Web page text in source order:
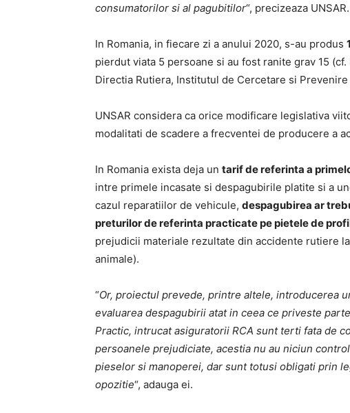
consumatorilor si al pagubitilor“, precizeaza UNSAR.
In Romania, in fiecare zi a anului 2020, s-au produs
pierdut viata 5 persoane si au fost ranite grav 15
Directia Rutiera, Institutul de Cercetare si
UNSAR considera ca orice modificare legislativa
modalitati de scadere a frecventei de producere a
In Romania exista deja un tarif de referinta a
intre primele incasate si despagubirile platite si a
cazul reparatiilor de vehicule, despagubirea ar
preturilor de referinta practicate pe pietele de
prejudicii materiale rezultate din accidente rutiere
animale).
“Or, proiectul prevede, printre altele, introducerea
evaluarea despagubirii atat in ceea ce priveste
Practic, intrucat asiguratorii RCA sunt terti fata de
persoanele prejudiciate, acestia nu au niciun
pieselor si manoperei, dar sunt totusi obligati prin
opozitie“, adauga ei.